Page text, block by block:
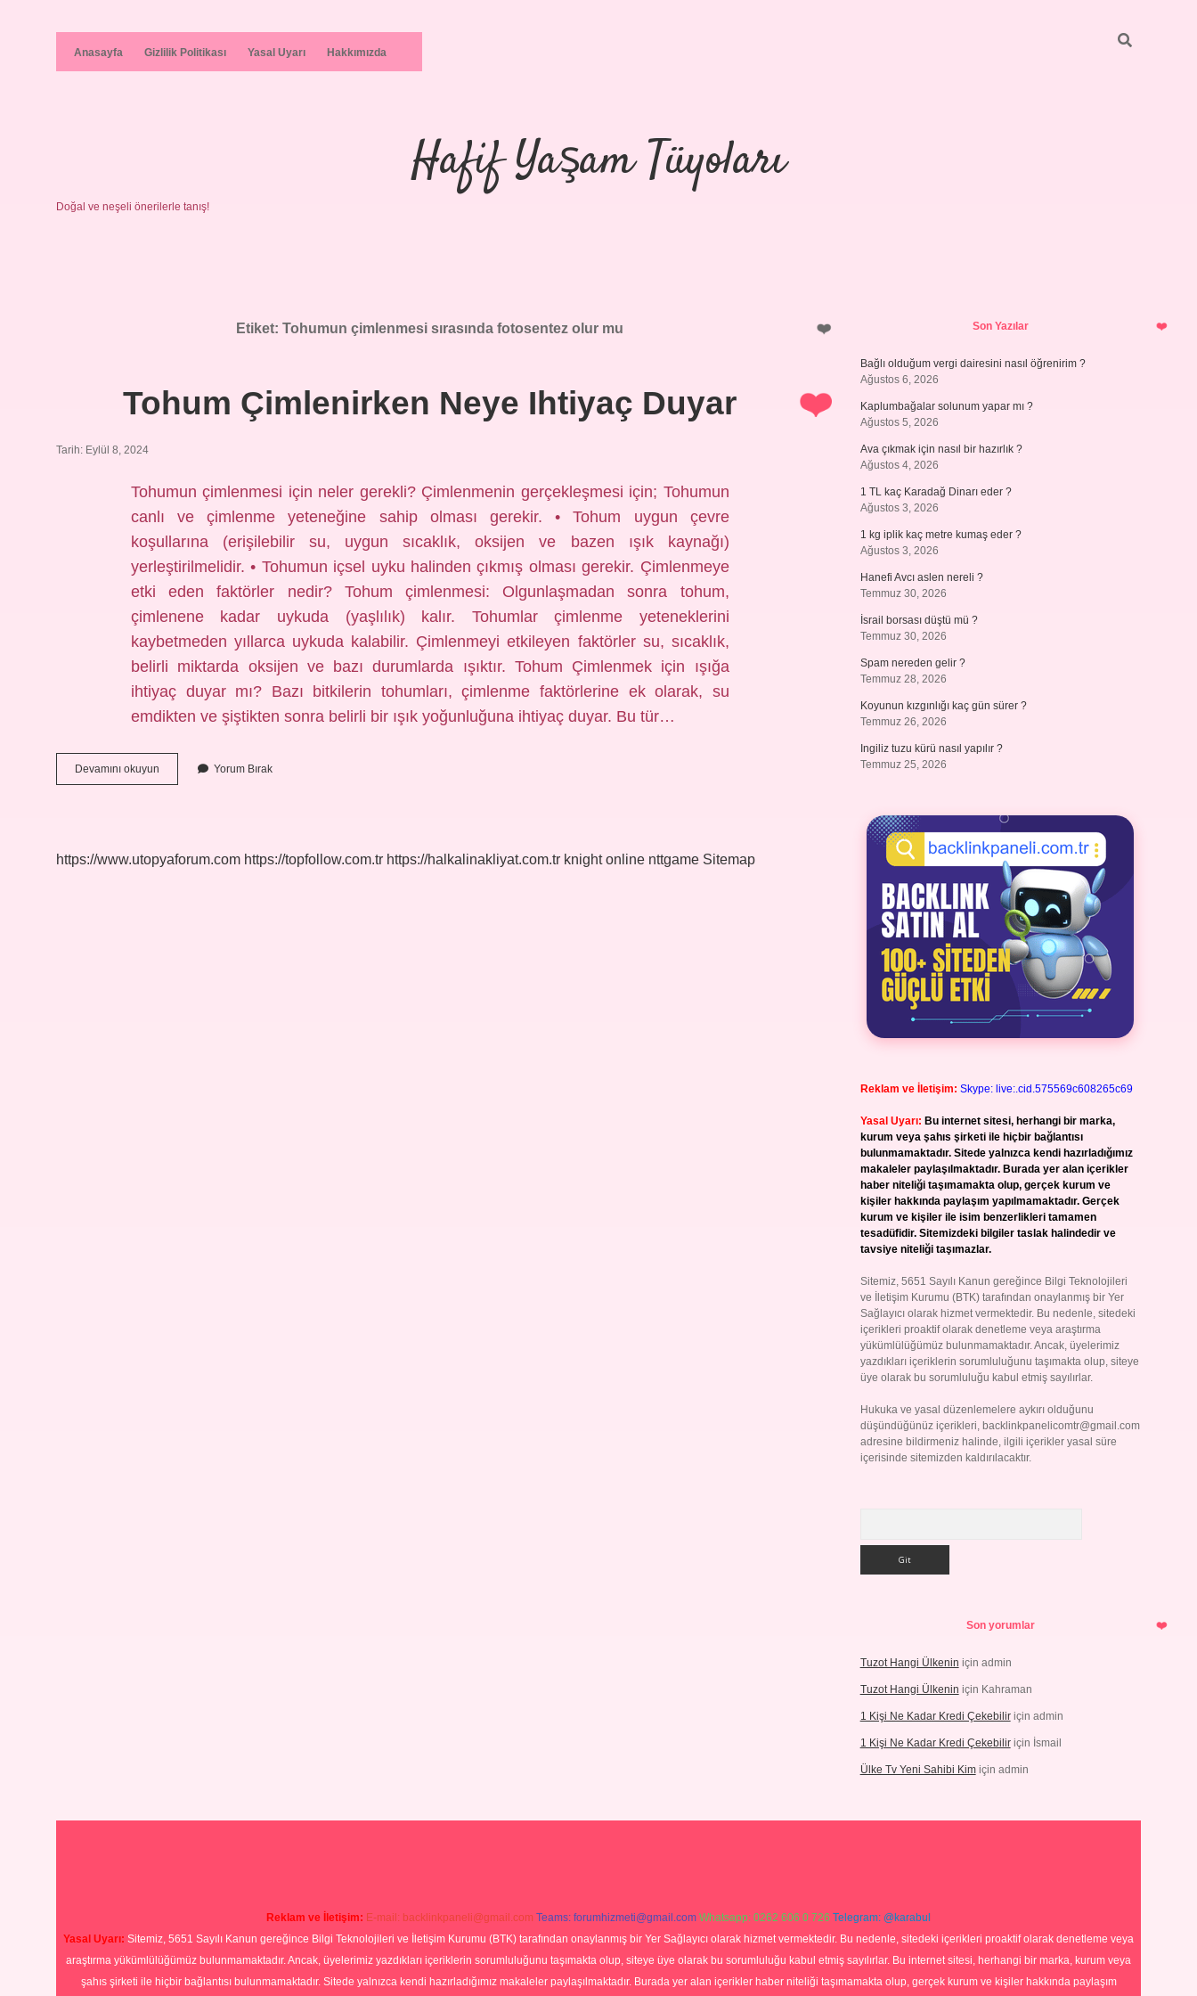
Anasayfa Gizlilik Politikası Yasal Uyarı Hakkımızda
Hafif Yaşam Tüyoları
Doğal ve neşeli önerilerle tanış!
Etiket:Tohumun çimlenmesi sırasında fotosentez olur mu
Tohum Çimlenirken Neye Ihtiyaç Duyar
Tarih: Eylül 8, 2024
Tohumun çimlenmesi için neler gerekli? Çimlenmenin gerçekleşmesi için; Tohumun
canlı ve çimlenme yeteneğine sahip olması gerekir. • Tohum uygun çevre
koşullarına (erişilebilir su, uygun sıcaklık, oksijen ve bazen ışık kaynağı)
yerleştirilmelidir. • Tohumun içsel uyku halinden çıkmış olması gerekir. Çimlenmeye
etki eden faktörler nedir? Tohum çimlenmesi: Olgunlaşmadan sonra tohum,
çimlenene kadar uykuda (yaşlılık) kalır. Tohumlar çimlenme yeteneklerini
kaybetmeden yıllarca uykuda kalabilir. Çimlenmeyi etkileyen faktörler su, sıcaklık,
belirli miktarda oksijen ve bazı durumlarda ışıktır. Tohum Çimlenmek için ışığa
ihtiyaç duyar mı? Bazı bitkilerin tohumları, çimlenme faktörlerine ek olarak, su
emdikten ve şiştikten sonra belirli bir ışık yoğunluğuna ihtiyaç duyar. Bu tür…
Devamını okuyun
Çimlenirken
Yorum Bırak
https://www.utopyaforum.com https://topfollow.com.tr https://halkalinakliyat.com.tr knight online nttgame Sitemap
SidebarSon Yazılar
Bağlı olduğum vergi dairesini nasıl öğrenirim ?
Ağustos 6, 2026
Kaplumbağalar solunum yapar mı ?
Ağustos 5, 2026
Ava çıkmak için nasıl bir hazırlık ?
Ağustos 4, 2026
1 TL kaç Karadağ Dinarı eder ?
Ağustos 3, 2026
1 kg iplik kaç metre kumaş eder ?
Ağustos 3, 2026
Hanefi Avcı aslen nereli ?
Temmuz 30, 2026
İsrail borsası düştü mü ?
Temmuz 30, 2026
Spam nereden gelir ?
Temmuz 28, 2026
Koyunun kızgınlığı kaç gün sürer ?
Temmuz 26, 2026
Ingiliz tuzu kürü nasıl yapılır ?
Temmuz 25, 2026
Reklam ve İletişim: Skype: live:.cid.575569c608265c69
Yasal Uyarı: Bu internet sitesi, herhangi bir marka,
kurum veya şahıs şirketi ile hiçbir bağlantısı
bulunmamaktadır. Sitede yalnızca kendi hazırladığımız
makaleler paylaşılmaktadır. Burada yer alan içerikler
haber niteliği taşımamakta olup, gerçek kurum ve
kişiler hakkında paylaşım yapılmamaktadır. Gerçek
kurum ve kişiler ile isim benzerlikleri tamamen
tesadüfidir. Sitemizdeki bilgiler taslak halindedir ve
tavsiye niteliği taşımazlar.
Sitemiz, 5651 Sayılı Kanun gereğince Bilgi Teknolojileri
ve İletişim Kurumu (BTK) tarafından onaylanmış bir Yer
Sağlayıcı olarak hizmet vermektedir. Bu nedenle, sitedeki
içerikleri proaktif olarak denetleme veya araştırma
yükümlülüğümüz bulunmamaktadır. Ancak, üyelerimiz
yazdıkları içeriklerin sorumluluğunu taşımakta olup, siteye
üye olarak bu sorumluluğu kabul etmiş sayılırlar.
Hukuka ve yasal düzenlemelere aykırı olduğunu
düşündüğünüz içerikleri, backlinkpanelicomtr@gmail.com
adresine bildirmeniz halinde, ilgili içerikler yasal süre
içerisinde sitemizden kaldırılacaktır.
Son yorumlar
Tuzot Hangi Ülkenin için admin
Tuzot Hangi Ülkenin için Kahraman
1 Kişi Ne Kadar Kredi Çekebiliriçin admin
1 Kişi Ne Kadar Kredi Çekebiliriçin İsmail
Ülke Tv Yeni Sahibi Kimiçin admin
Reklam ve İletişim: E-mail: backlinkpaneli@gmail.com Teams: forumhizmeti@gmail.com Whatsapp: 0262 606 0 726 Telegram: @karabul
Yasal Uyarı: Sitemiz, 5651 Sayılı Kanun gereğince Bilgi Teknolojileri ve İletişim Kurumu (BTK) tarafından onaylanmış bir Yer Sağlayıcı olarak hizmet vermektedir. Bu nedenle, sitedeki içerikleri proaktif olarak denetleme veya
araştırma yükümlülüğümüz bulunmamaktadır. Ancak, üyelerimiz yazdıkları içeriklerin sorumluluğunu taşımakta olup, siteye üye olarak bu sorumluluğu kabul etmiş sayılırlar. Bu internet sitesi, herhangi bir marka, kurum veya
şahıs şirketi ile hiçbir bağlantısı bulunmamaktadır. Sitede yalnızca kendi hazırladığımız makaleler paylaşılmaktadır. Burada yer alan içerikler haber niteliği taşımamakta olup, gerçek kurum ve kişiler hakkında paylaşım